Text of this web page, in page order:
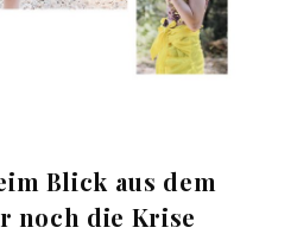
Blick aus dem
noch die Krise